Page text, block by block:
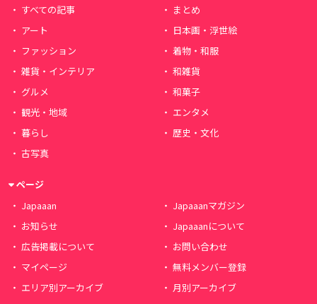
すべての記事
まとめ
アート
日本画・浮世絵
ファッション
着物・和服
雑貨・インテリア
和雑貨
グルメ
和菓子
観光・地域
エンタメ
暮らし
歴史・文化
古写真
ページ
Japaaan
Japaaanマガジン
お知らせ
Japaaanについて
広告掲載について
お問い合わせ
マイページ
無料メンバー登録
エリア別アーカイブ
月別アーカイブ